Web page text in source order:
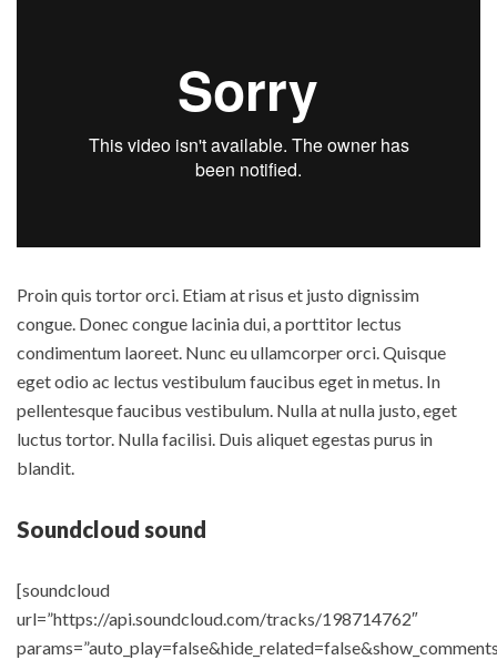
Proin quis tortor orci. Etiam at risus et justo dignissim
congue. Donec congue lacinia dui, a porttitor lectus
condimentum laoreet. Nunc eu ullamcorper orci. Quisque
eget odio ac lectus vestibulum faucibus eget in metus. In
pellentesque faucibus vestibulum. Nulla at nulla justo, eget
luctus tortor. Nulla facilisi. Duis aliquet egestas purus in
blandit.
Soundcloud sound
[soundcloud
url=”https://api.soundcloud.com/tracks/198714762″